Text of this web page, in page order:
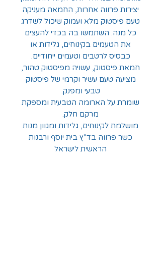
יצירות פרווה אחרות, החמאה מעניקה
טעם פיסטוק מלא ועמוק שיכול לשדרג
כל מנה. השתמשו בה בכדי להעצים
את הטעמים בקינוחים, גלידות או
כבסיס לרטבים וטעמים ייחודיים.
חמאת פיסטוק, עשויה מפיסטוק טהור,
מציעה טעם עשיר וקרמי של פיסטוק
טבעי ומפנק.
שומרת על הארומה הטבעית ומספקת
מרקם חלק.
מושלמת לקינוחים, גלידות ומגוון מנות
כשר פרווה בד"ץ בית יוסף ורבנות
הראשית לישראל